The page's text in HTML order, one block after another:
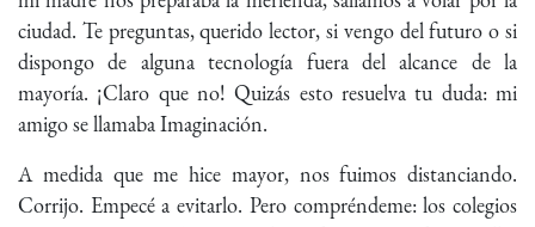
ciudad. Te preguntas, querido lector, si vengo del futuro o si
dispongo de alguna tecnología fuera del alcance de la
mayoría. ¡Claro que no! Quizás esto resuelva tu duda: mi
amigo se llamaba Imaginación.
A medida que me hice mayor, nos fuimos distanciando.
Corrijo. Empecé a evitarlo. Pero compréndeme: los colegios